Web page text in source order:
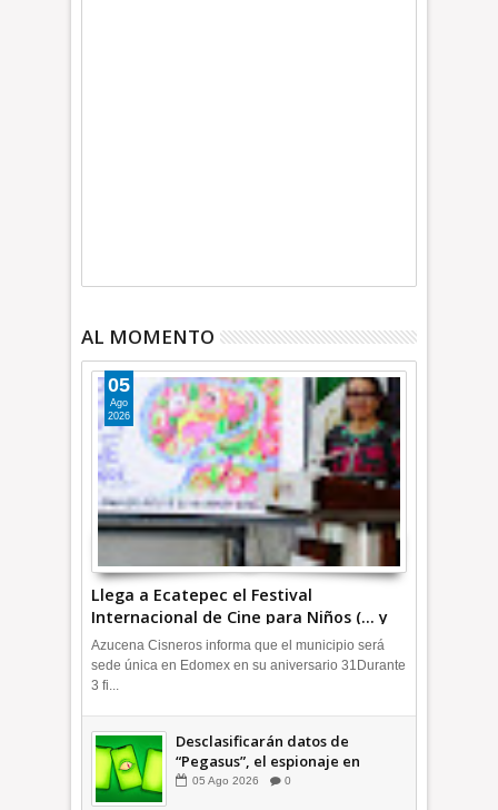
AL MOMENTO
Llega a Ecatepec el Festival
Internacional de Cine para Niños (… y
no tan Niños) +Video INFORMATIVA
05
Ago
2026
Azucena Cisneros informa que el municipio será
sede única en Edomex en su aniversario 31Durante
3 fi...
Desclasificarán datos de
“Pegasus”, el espionaje en
México que afectó a cientos de
05 Ago 2026 0